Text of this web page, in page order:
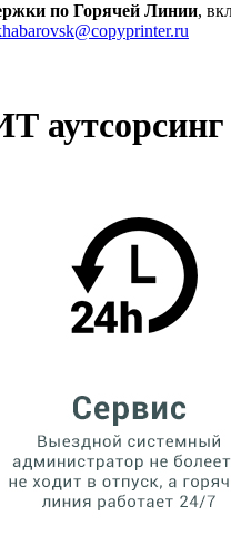
по Горячей Линии,
аутсорсинг